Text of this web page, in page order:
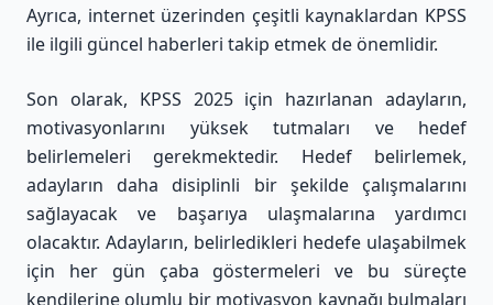
Ayrıca, internet üzerinden çeşitli kaynaklardan KPSS
ile ilgili güncel haberleri takip etmek de önemlidir.
Son olarak, KPSS 2025 için hazırlanan adayların,
motivasyonlarını yüksek tutmaları ve hedef
belirlemeleri gerekmektedir. Hedef belirlemek,
adayların daha disiplinli bir şekilde çalışmalarını
sağlayacak ve başarıya ulaşmalarına yardımcı
olacaktır. Adayların, belirledikleri hedefe ulaşabilmek
için her gün çaba göstermeleri ve bu süreçte
kendilerine olumlu bir motivasyon kaynağı bulmaları